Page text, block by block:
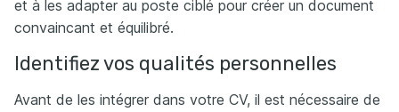
et à les adapter au poste ciblé pour créer un document
convaincant et équilibré.
Identifiez vos qualités personnelles
Avant de les intégrer dans votre CV, il est nécessaire de